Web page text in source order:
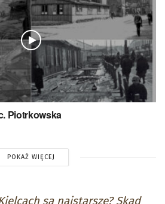
Piotrkowska
POKAŻ WIĘCEJ
są najstarsze? Skąd